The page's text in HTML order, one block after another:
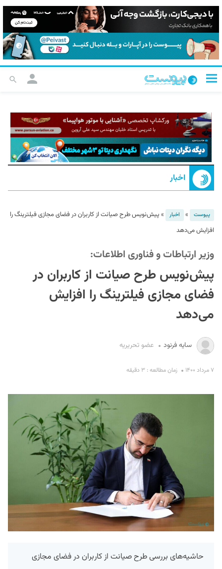
اخبار
پیوست » اخبار » پیش‌نویس طرح صیانت از کاربران در فضای مجازی فیلترینگ را
افزایش می‌دهد
وزیر ارتباطات و فناوری اطلاعات:
پیش‌نویس طرح صیانت از کاربران در
فضای مجازی فیلترینگ را افزایش
می‌دهد
سایه فرنود عضو تحریریه
۷ مرداد ۱۴۰۰ زمان مطالعه : ۳ دقیقه
حاشیه‌های بررسی طرح صیانت از کاربران در فضای مجازی